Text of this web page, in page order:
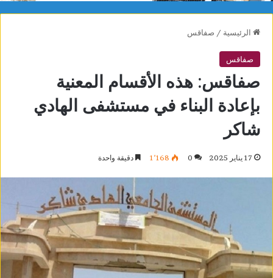
الرئيسية / صفاقس
صفاقس
صفاقس: هذه الأقسام المعنية
بإعادة البناء في مستشفى الهادي
شاكر
17 يناير 2025 0 1٬168 دقيقة واحدة